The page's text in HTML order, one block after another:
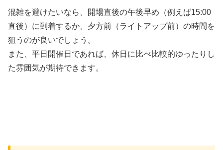
混雑を避けたいなら、開場直後の午後早め（例えば15:00
直後）に到着するか、夕方前（ライトアップ前）の時間を
狙うのが良いでしょう。
また、平日開催日であれば、休日に比べ比較的ゆったりし
た雰囲気が期待できます。